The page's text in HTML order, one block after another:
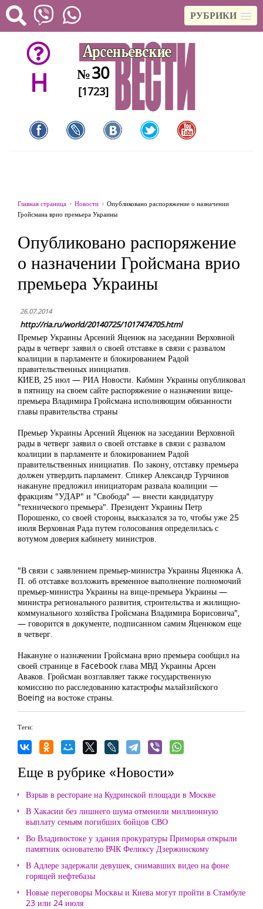
РУБРИКИ
H №30
[1723]
Главная страница Новости
Опубликовано распоряжение о назначении
Гройсмана врио премьера Украины
Опубликовано распоряжение
о назначении Гройсмана врио
премьера Украины
26.07.2014
http://ria.ru/world/20140725/1017474705.html
Премьер Украины Арсений Яценюк на заседании Верховной
рады в четверг заявил о своей отставке в связи с развалом
коалиции в парламенте и блокированием Радой
правительственных инициатив.
КИЕВ, 25 июл — РИА Новости. Кабмин Украины опубликовал
в пятницу на своем сайте распоряжение о назначении вице-
премьера Владимира Гройсмана исполняющим обязанности
главы правительства страны
Премьер Украины Арсений Яценюк на заседании Верховной
рады в четверг заявил о своей отставке в связи с развалом
коалиции в парламенте и блокированием Радой
правительственных инициатив. По закону, отставку премьера
должен утвердить парламент. Спикер Александр Турчинов
накануне предложил инициаторам развала коалиции —
фракциям "УДАР" и "Свобода" — внести кандидатуру
"технического премьера". Президент Украины Петр
Порошенко, со своей стороны, высказался за то, чтобы уже 25
июля Верховная Рада путем голосования определилась с
вотумом доверия кабинету министров.
"В связи с заявлением премьер-министра Украины Яценюка А.
П. об отставке возложить временное выполнение полномочий
премьер-министра Украины на вице-премьера Украины —
министра регионального развития, строительства и жилищно-
коммунального хозяйства Гройсмана Владимира Борисовича",
— говорится в документе, подписанном самим Яценюком еще
в четверг.
Накануне о назначении Гройсмана врио премьера сообщил на
своей странице в Facebook глава МВД Украины Арсен
Аваков. Гройсман возглавляет также государственную
комиссию по расследованию катастрофы малайзийского
Boeing на востоке страны.
Теги:
Еще в рубрике «Новости»
Взрыв в ресторане на Кудринской площади в Москве
В Хакасии без лишнего шума отменили миллионную
выплату семьям погибших бойцов СВО
Во Владивостоке у здания прокуратуры Приморья открыли
памятник основателю ВЧК Феликсу Дзержинскому
В Адлере задержали девушек, снимавших видео на фоне
горящей нефтебазы
Новые переговоры Москвы и Киева могут пройти в Стамбуле
23 или 24 июля